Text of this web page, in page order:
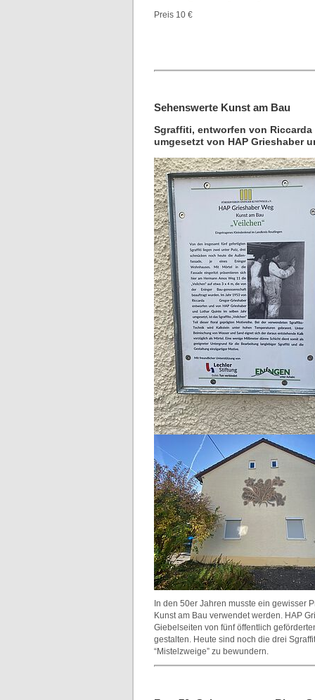
Preis 10 €
Sehenswerte Kunst am Bau
Sgraffiti, entworfen von Riccarda
umgesetzt von HAP Grieshaber
In den 50er Jahren musste ein gewisser
Kunst am Bau verwendet werden. HAP
Giebelseiten von fünf öffentlich
gestalten. Heute sind noch die drei
“Mistelzweige” zu bewundern.